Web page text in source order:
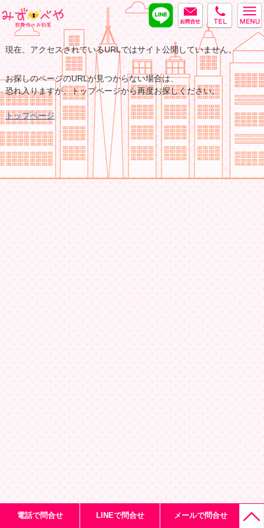
tel
MAIL
LINE
現在、アクセスされているURLではサイト公開していません。
お探しのページのURLが見つからない場合は、
恐れ入りますが、トップページから再度お探しください。
トップページ
電話で問合せ LINEで問合せ メールで問合せ